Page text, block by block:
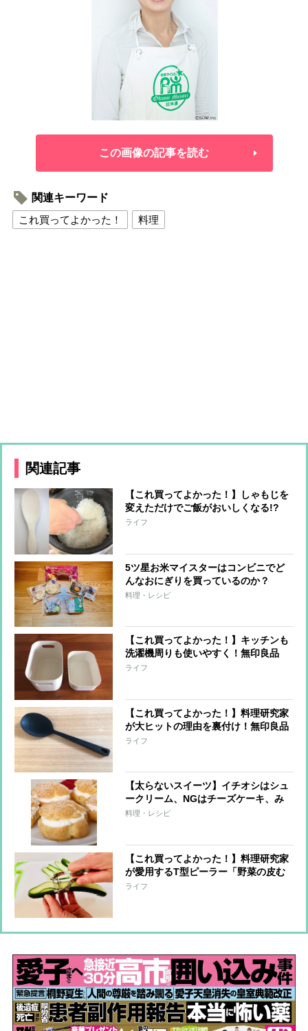
この画像の記事を読む
関連キーワード
これ買ってよかった！
料理
関連記事
【これ買ってよかった！】しゃもじを
変えただけでご飯がおいしくなる!?
5ツ星お米マイスターが提言、いいし
ライフ
5ツ星お米マイスターはコンビニでど
んなおにぎりを買っているのか？
料理・レシピ
【これ買ってよかった！】キッチンも
洗濯機周りも使いやすく！無印良品
「ポリエチレンケース」の人気の秘密
ライフ
【これ買ってよかった！】料理研究家
が大ヒットの理由を裏付け！無印良品
の『シリコーン調理スプーン』の実力
ライフ
【太らないスイーツ】イチオシはシュ
ークリーム、NGはチーズケーキ、み
たらし団子
料理・レシピ
【これ買ってよかった！】料理研究家
が愛用するT型ピーラー「野菜の皮む
きにヘビロテ」の理由
ライフ